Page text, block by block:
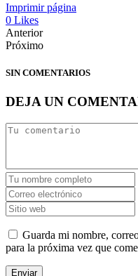
Imprimir página
0 Likes
Anterior
Próximo
SIN COMENTARIOS
DEJA UN
Guarda mi nombre,
para la próxima vez que